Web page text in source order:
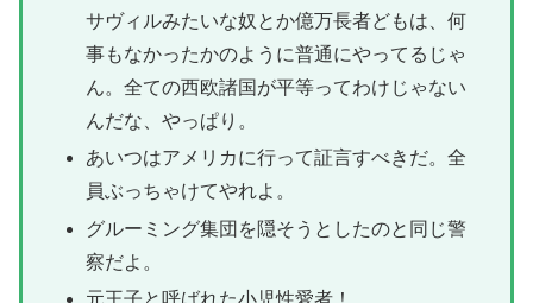
サヴィルみたいな奴とか億万長者どもは、何
事もなかったかのように普通にやってるじゃ
ん。全ての西欧諸国が平等ってわけじゃない
んだな、やっぱり。
あいつはアメリカに行って証言すべきだ。全
員ぶっちゃけてやれよ。
グルーミング集団を隠そうとしたのと同じ警
察だよ。
元王子と呼ばれた小児性愛者！